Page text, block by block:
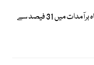
مالی سال کے پہلے ماہ برآمدات میں 31 فیصد سے